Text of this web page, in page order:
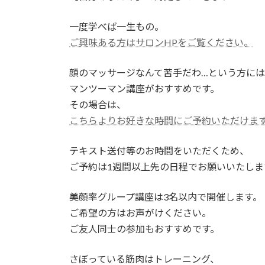
一度学べば一生もの。
ご興味ある方はサロンHPをご覧ください。
顔のマッサージなんて苦手だわ…という方には
マンツーマン講座がおすすめです。
その場合は、
こちらよりお好きな時間にご予約いただけます
テキスト送付等のお時間をいただくため、
ご予約は1週間以上先の日程でお願いいたしま
美顔率グループ講座は3名以内で開催します。
ご希望の方はお声がけください。
ご友人同士の参加もおすすめです。
さぼっている筋肉はトレーニング、